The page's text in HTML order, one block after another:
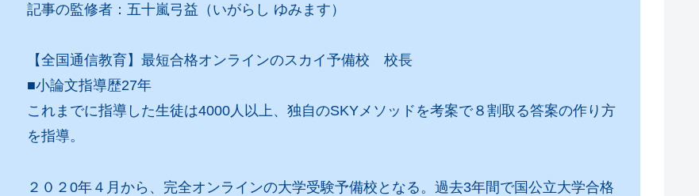
記事の監修者：五十嵐弓益（いがらし ゆみます）
【全国通信教育】最短合格オンラインのスカイ予備校 校長
■小論文指導歴27年
これまでに指導した生徒は4000人以上、独自のSKYメソッドを考案で８割取る答案の作り方
を指導。
２０２0年４月から、完全オンラインの大学受験予備校となる。過去3年間で国公立大学合格